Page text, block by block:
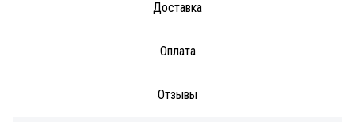
Доставка
Оплата
Отзывы